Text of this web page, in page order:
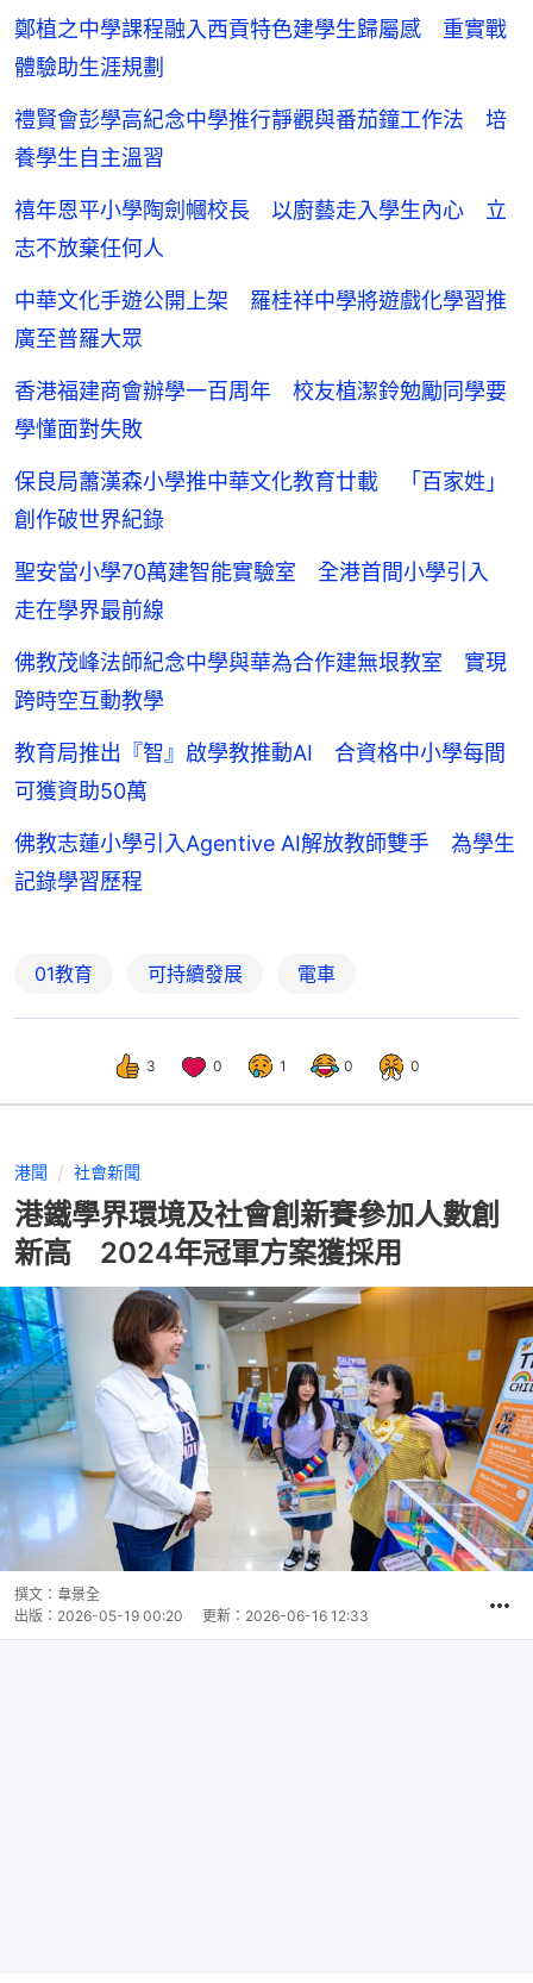
鄭植之中學課程融入西貢特色建學生歸屬感 重實戰
體驗助生涯規劃
禮賢會彭學高紀念中學推行靜觀與番茄鐘工作法 培
養學生自主溫習
禧年恩平小學陶劍幗校長 以廚藝走入學生內心 立
志不放棄任何人
中華文化手遊公開上架 羅桂祥中學將遊戲化學習推
廣至普羅大眾
香港福建商會辦學一百周年 校友植潔鈴勉勵同學要
學懂面對失敗
保良局蕭漢森小學推中華文化教育廿載 「百家姓」
創作破世界紀錄
聖安當小學70萬建智能實驗室 全港首間小學引入
走在學界最前線
佛教茂峰法師紀念中學與華為合作建無垠教室 實現
跨時空互動教學
教育局推出『智』啟學教推動AI 合資格中小學每間
可獲資助50萬
佛教志蓮小學引入Agentive AI解放教師雙手 為學生
記錄學習歷程
01教育 可持續發展 電車
3 0 1 0 0
港聞 社會新聞
港鐵學界環境及社會創新賽參加人數創
新高 2024年冠軍方案獲採用
撰文： 韋景全
出版： 2026-05-19 00:20 更新： 2026-06-16 12:33